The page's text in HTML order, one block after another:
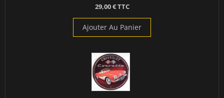
29,00 € TTC
Ajouter Au Panier